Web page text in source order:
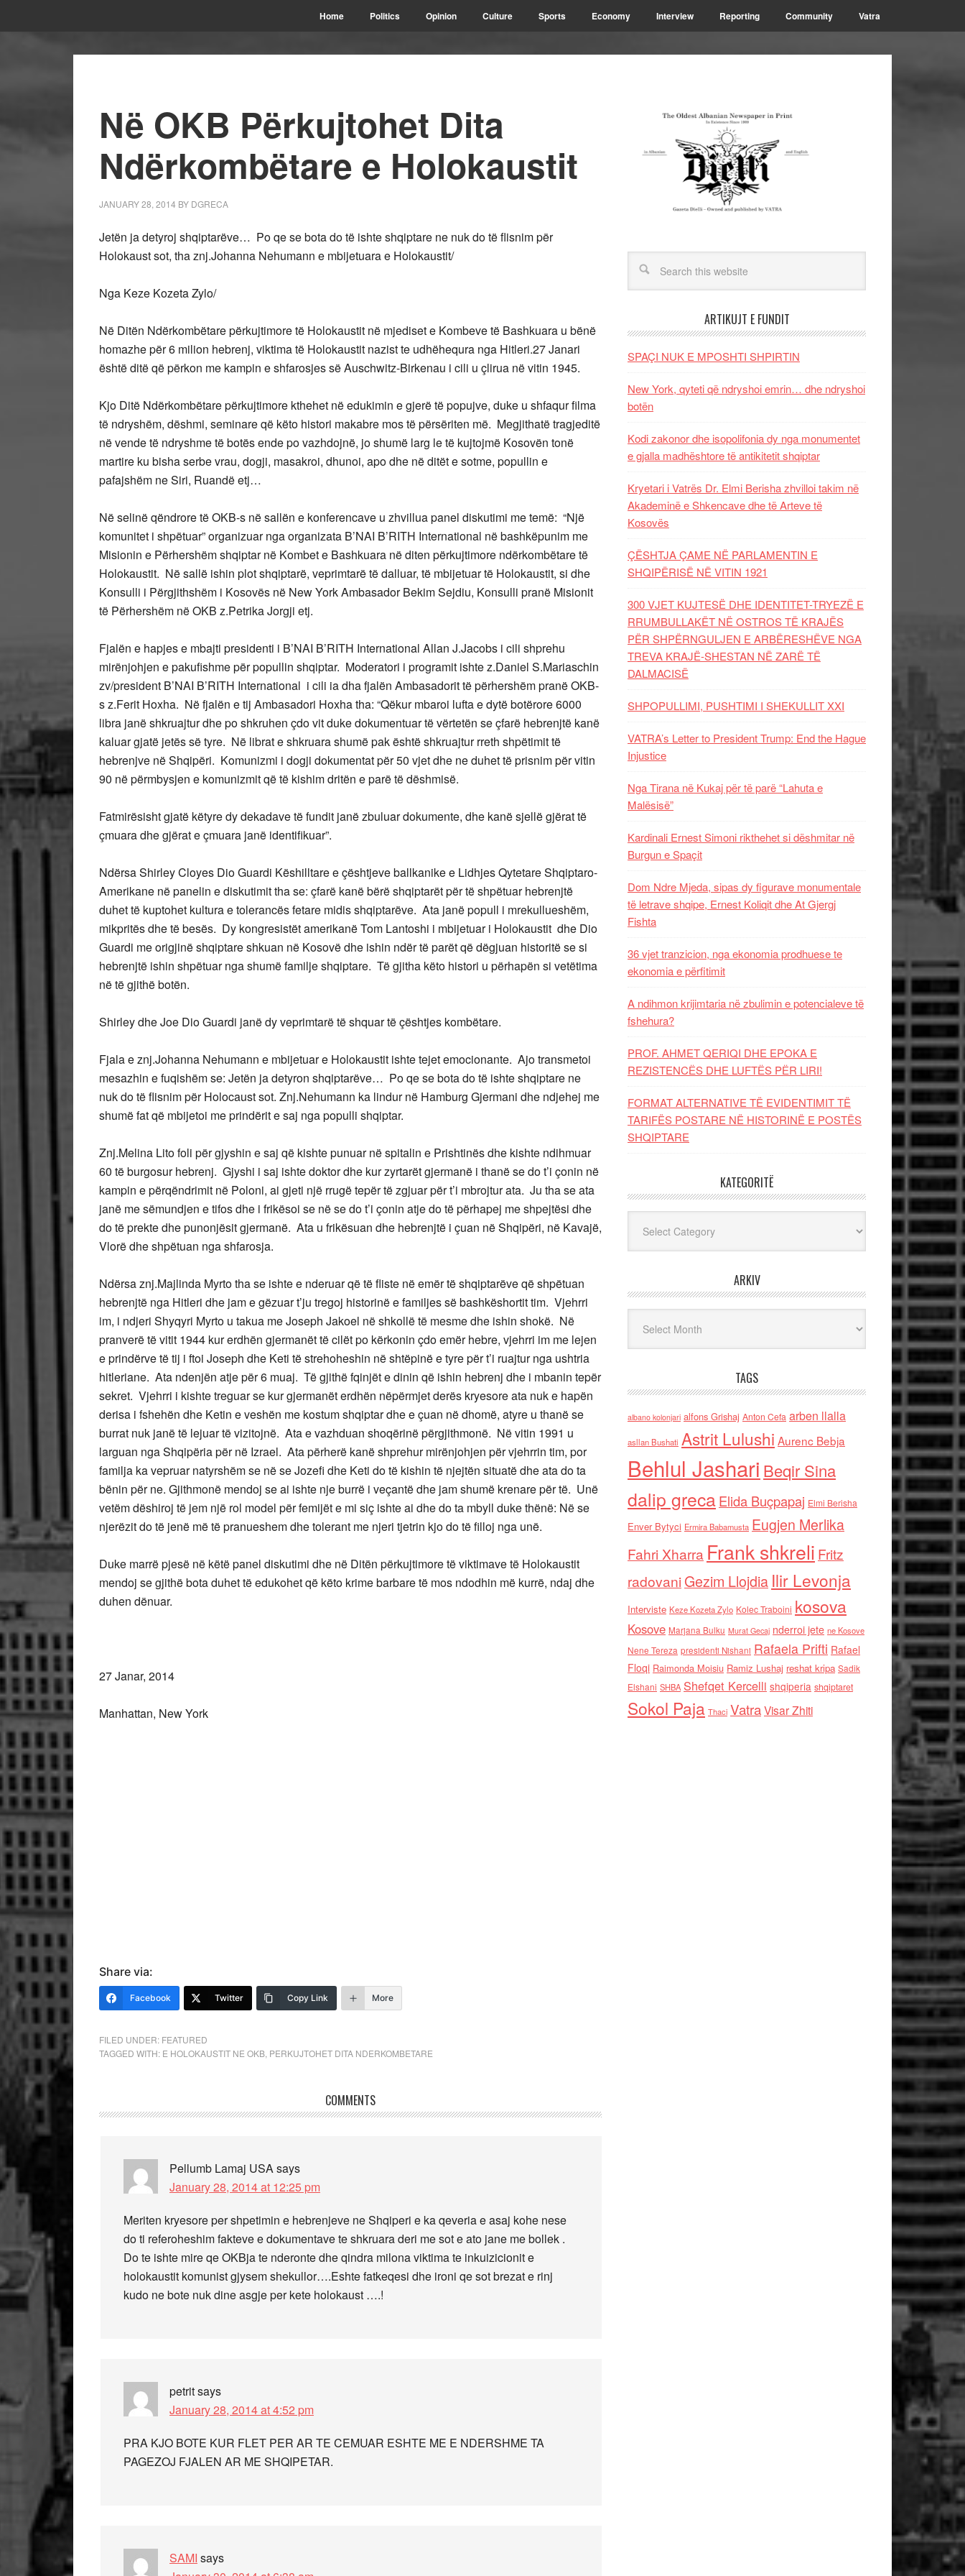
Home Politics Opinion Culture Sports Economy Interview Reporting Community Vatra
Në OKB Përkujtohet Dita
Ndërkombëtare e Holokaustit
JANUARY 28, 2014 BY DGRECA
Jetën ja detyroj shqiptarëve… Po qe se bota do të ishte shqiptare ne nuk do të flisnim për
Holokaust sot, tha znj.Johanna Nehumann e mbijetuara e Holokaustit/
Nga Keze Kozeta Zylo/
Në Ditën Ndërkombëtare përkujtimore të Holokaustit në mjediset e Kombeve të Bashkuara u bënë
homazhe për 6 milion hebrenj, viktima të Holokaustit nazist te udhëhequra nga Hitleri.27 Janari
është ditë që përkon me kampin e shfarosjes së Auschwitz-Birkenau i cili u çlirua në vitin 1945.
Kjo Ditë Ndërkombëtare përkujtimore kthehet në edukimin e gjerë të popujve, duke u shfaqur filma
të ndryshëm, dëshmi, seminare që këto histori makabre mos të përsëriten më. Megjithatë tragjeditë
në vende të ndryshme të botës ende po vazhdojnë, jo shumë larg le të kujtojmë Kosovën tonë
martire ku bisha serbe vrau, dogji, masakroi, dhunoi, apo dhe në ditët e sotme, popullin e
pafajshëm ne Siri, Ruandë etj…
Në selinë qëndrore të OKB-s në sallën e konferencave u zhvillua panel diskutimi me temë: “Një
komunitet i shpëtuar” organizuar nga organizata B’NAI B’RITH International në bashkëpunim me
Misionin e Përhershëm shqiptar në Kombet e Bashkuara në diten përkujtimore ndërkombëtare të
Holokaustit. Në sallë ishin plot shqiptarë, veprimtarë të dalluar, të mbijetuar të Holokaustit, si dhe
Konsulli i Përgjithshëm i Kosovës në New York Ambasador Bekim Sejdiu, Konsulli pranë Misionit
të Përhershëm në OKB z.Petrika Jorgji etj.
Fjalën e hapjes e mbajti presidenti i B’NAI B’RITH International Allan J.Jacobs i cili shprehu
mirënjohjen e pakufishme për popullin shqiptar. Moderatori i programit ishte z.Daniel S.Mariaschin
zv/president B’NAI B’RITH International i cili ia dha fjalën Ambasadorit të përhershëm pranë OKB-
s z.Ferit Hoxha. Në fjalën e tij Ambasadori Hoxha tha: “Qëkur mbaroi lufta e dytë botërore 6000
libra janë shkruajtur dhe po shkruhen çdo vit duke dokumentuar të vërtetën se çfarë hebrenjtë kanë
kaluar gjatë jetës së tyre. Në librat e shkruara shumë pak është shkruajtur rreth shpëtimit të
hebrenjve në Shqipëri. Komunizmi i dogji dokumentat për 50 vjet dhe ne duhet të prisnim për vitin
90 në përmbysjen e komunizmit që të kishim dritën e parë të dëshmisë.
Fatmirësisht gjatë këtyre dy dekadave të fundit janë zbuluar dokumente, dhe kanë sjellë gjërat të
çmuara dhe gjërat e çmuara janë identifikuar”.
Ndërsa Shirley Cloyes Dio Guardi Këshilltare e çështjeve ballkanike e Lidhjes Qytetare Shqiptaro-
Amerikane në panelin e diskutimit tha se: çfarë kanë bërë shqiptarët për të shpëtuar hebrenjtë
duhet të kuptohet kultura e tolerancës fetare midis shqiptarëve. Ata janë popull i mrekullueshëm,
mikpritës dhe të besës. Dy kongresistët amerikanë Tom Lantoshi i mbijetuar i Holokaustit dhe Dio
Guardi me origjinë shqiptare shkuan në Kosovë dhe ishin ndër të parët që dëgjuan historitë se si
hebrenjtë ishin shpëtuar nga shumë familje shqiptare. Të gjitha këto histori u përhapën si vetëtima
në të gjithë botën.
Shirley dhe Joe Dio Guardi janë dy veprimtarë të shquar të çështjes kombëtare.
Fjala e znj.Johanna Nehumann e mbijetuar e Holokaustit ishte tejet emocionante. Ajo transmetoi
mesazhin e fuqishëm se: Jetën ja detyron shqiptarëve… Po qe se bota do të ishte shqiptare ne
nuk do të flisnim për Holocaust sot. Znj.Nehumann ka lindur në Hamburg Gjermani dhe ndjehej me
shumë fat që mbijetoi me prindërit e saj nga populli shqiptar.
Znj.Melina Lito foli për gjyshin e saj që kishte punuar në spitalin e Prishtinës dhe kishte ndihmuar
60 të burgosur hebrenj. Gjyshi i saj ishte doktor dhe kur zyrtarët gjermanë i thanë se do t’i çonin në
kampin e përqëndrimit në Poloni, ai gjeti një rrugë tepër të zgjuar për t’i mbrojtur ata. Ju tha se ata
janë me sëmundjen e tifos dhe i frikësoi se në se do t’i çonin atje do të përhapej me shpejtësi dhe
do të prekte dhe punonjësit gjermanë. Ata u frikësuan dhe hebrenjtë i çuan në Shqipëri, në Kavajë,
Vlorë dhe shpëtuan nga shfarosja.
Ndërsa znj.Majlinda Myrto tha se ishte e nderuar që të fliste në emër të shqiptarëve që shpëtuan
hebrenjtë nga Hitleri dhe jam e gëzuar t’ju tregoj historinë e familjes së bashkëshortit tim. Vjehrri
im, i ndjeri Shyqyri Myrto u takua me Joseph Jakoel në shkollë të mesme dhe ishin shokë. Në
pranverë të vitit 1944 kur erdhën gjermanët të cilët po kërkonin çdo emër hebre, vjehrri im me lejen
e prindërve të tij i ftoi Joseph dhe Keti të strehoheshin në shtëpinë e tyre për t’i ruajtur nga ushtria
hitleriane. Ata ndenjën atje për 6 muaj. Të gjithë fqinjët e dinin që ishin hebrenj dhe i mbanin tepër
sekret. Vjehrri i kishte treguar se kur gjermanët erdhën nëpërmjet derës kryesore ata nuk e hapën
derisa i fshehën dhe Ketin e veshën me kostum shqiptar dhe e çuan në dhomë, atyre u thanë se
burrat nuk janë të lejuar të vizitojnë. Ata e vazhduan shoqërinë përgjithmonë. Në vitin 1991 u
larguan nga Shqipëria për në Izrael. Ata përherë kanë shprehur mirënjohjen për vjehrrin tim, por
familja ka vepruar natyrshëm se në se Jozefi dhe Keti do të kishin të njejtën situatë dhe ata do ta
bënin për ne. Gjithmonë mendoj se ai ishte nje burrë i veçantë dhe jam shumë krenare për të. Unë
vetëm dëshiroj të jem një rol model për femijët e mi siç ishte ai dhe do ta mbyll duke thënë: Në se
njerëzit do të jenë më të pranueshem dhe tolerant me njeri tjetrin kjo do të filloj nga unë.
Duke marrë pjesë në këtë panel diskutimi dhe në Ditën përkujtimore të viktimave të Holokaustit
mendoj se gjithë bota duhet të edukohet që këto krime barbare të mos ndodhin më kurrë, ndaj dhe
duhen dënuar.
27 Janar, 2014
Manhattan, New York
Share via:
Facebook Twitter Copy Link More
FILED UNDER: FEATURED
TAGGED WITH: E HOLOKAUSTIT NE OKB PERKUJTOHET DITA NDERKOMBETARE
COMMENTS
Pellumb Lamaj USAsays
January 28, 2014 at 12:25 pm
Meriten kryesore per shpetimin e hebrenjeve ne Shqiperi e ka qeveria e asaj kohe nese
do ti referoheshim fakteve e dokumentave te shkruara deri me sot e ato jane me bollek .
Do te ishte mire qe OKBja te nderonte dhe qindra milona viktima te inkuizicionit e
holokaustit komunist gjysem shekullor….Eshte fatkeqesi dhe ironi qe sot brezat e rinj
kudo ne bote nuk dine asgje per kete holokaust ….!
petritsays
January 28, 2014 at 4:52 pm
PRA KJO BOTE KUR FLET PER AR TE CEMUAR ESHTE ME E NDERSHME TA
PAGEZOJ FJALEN AR ME SHQIPETAR.
SAMI says
ARTIKUJT E FUNDIT
SPAÇI NUK E MPOSHTI SHPIRTIN
New York, qyteti që ndryshoi emrin… dhe ndryshoi
botën
Kodi zakonor dhe isopolifonia dy nga monumentet
e gjalla madhështore të antikitetit shqiptar
Kryetari i Vatrës Dr. Elmi Berisha zhvilloi takim në
Akademinë e Shkencave dhe të Arteve të
Kosovës
ÇËSHTJA ÇAME NË PARLAMENTIN E
SHQIPËRISË NË VITIN 1921
300 VJET KUJTESË DHE IDENTITET-TRYEZË E
RRUMBULLAKËT NË OSTROS TË KRAJËS
PËR SHPËRNGULJEN E ARBËRESHËVE NGA
TREVA KRAJË-SHESTAN NË ZARË TË
DALMACISË
SHPOPULLIMI, PUSHTIMI I SHEKULLIT XXI
VATRA’s Letter to President Trump: End the Hague
Injustice
Nga Tirana në Kukaj për të parë “Lahuta e
Malësisë”
Kardinali Ernest Simoni rikthehet si dëshmitar në
Burgun e Spaçit
Dom Ndre Mjeda, sipas dy figurave monumentale
të letrave shqipe, Ernest Koliqit dhe At Gjergj
Fishta
36 vjet tranzicion, nga ekonomia prodhuese te
ekonomia e përfitimit
A ndihmon krijimtaria në zbulimin e potencialeve të
fshehura?
PROF. AHMET QERIQI DHE EPOKA E
REZISTENCЁS DHE LUFTЁS PЁR LIRI!
FORMAT ALTERNATIVE TË EVIDENTIMIT TË
TARIFËS POSTARE NË HISTORINË E POSTËS
SHQIPTARE
KATEGORITË
ARKIV
TAGS
albano kolonjari alfons Grishaj Anton Cefa arben llalla
asllan Bushati Astrit Lulushi Aurenc Bebja
Behlul Jashari Beqir Sina
dalip grecaElida Buçpapaj Elmi Berisha
Enver Bytyci Ermira Babamusta Eugjen Merlika
Fahri Xharra Frank shkreli Fritz
radovaniGezim Llojdia Ilir Levonja
Interviste Keze Kozeta Zylo Kolec Traboini kosova
Kosove Marjana Bulku Murat Gecaj nderroi jete ne Kosove
Nene Tereza presidenti Nishani Rafaela Prifti Rafael
Floqi Raimonda Moisiu Ramiz Lushaj reshat kripa Sadik
Elshani SHBA Shefqet Kercelli shqiperia shqiptaret
Sokol Paja Thaci VatraVisar Zhiti